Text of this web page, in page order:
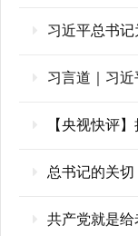
习近平总书记
习言道｜习
【央视快评
总书记的关切
共产党就是